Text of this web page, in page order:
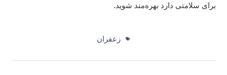
برای سلامتی دارد بهره‌مند شوید.
زعفران